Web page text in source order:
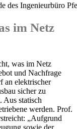
des Ingenieurbüro
im Netz
was im Netz
und Nachfrage
an elektrischer
sicher zu
Aus statisch
werden. Prof.
„Aufgrund
sowie der